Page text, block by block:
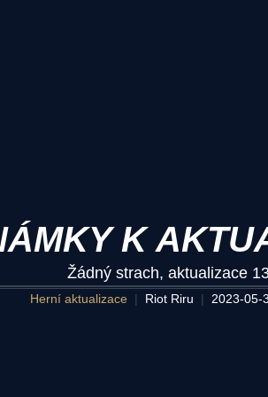
K
Žádný strach, aktualizace
Herní aktualizace Riot Riru 2023-05-